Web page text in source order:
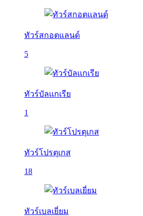
ทัวร์สกอตแลนด์
5
ทัวร์บัลเเกเรีย
1
ทัวร์โปรตุเกส
18
ทัวร์เบลเยี่ยม